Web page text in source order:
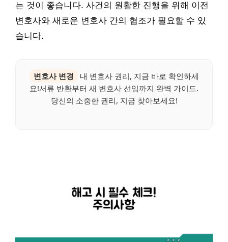
는 것이 좋습니다. 사건의 원활한 진행을 위해 이전
변호사와 새로운 변호사 간의 협조가 필요할 수 있
습니다.
변호사 변경
내 변호사 권리, 지금 바로 확인하세
요!서류 반환부터 새 변호사 선임까지 완벽 가이드.
당신의 소중한 권리, 지금 찾아보세요!